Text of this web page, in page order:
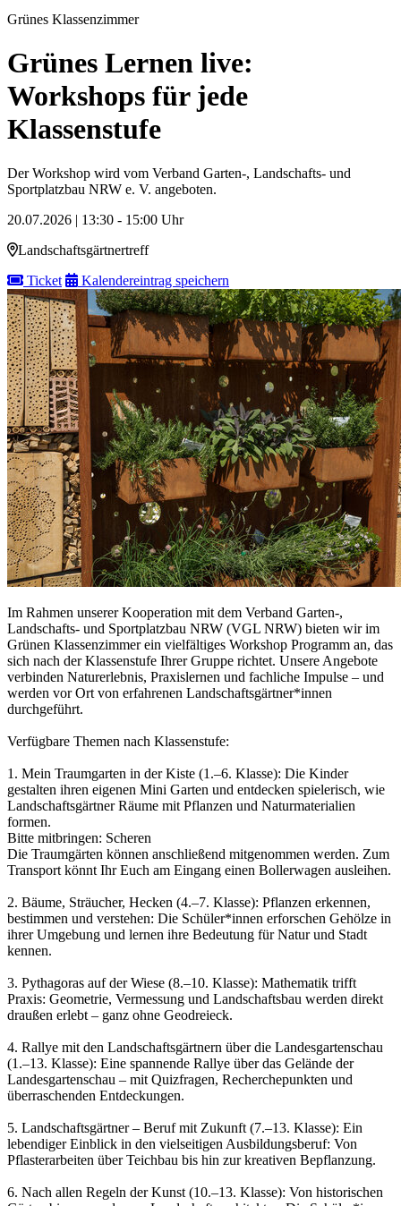
Grünes Klassenzimmer
Grünes Lernen live:
Workshops für jede
Klassenstufe
Der Workshop wird vom Verband Garten-, Landschafts- und
Sportplatzbau NRW e. V. angeboten.
20.07.2026 | 13:30 - 15:00 Uhr
Landschaftsgärtnertreff
Ticket
Kalendereintrag speichern
Im Rahmen unserer Kooperation mit dem Verband Garten-,
Landschafts- und Sportplatzbau NRW (VGL NRW) bieten wir im
Grünen Klassenzimmer ein vielfältiges Workshop Programm an, das
sich nach der Klassenstufe Ihrer Gruppe richtet. Unsere Angebote
verbinden Naturerlebnis, Praxislernen und fachliche Impulse – und
werden vor Ort von erfahrenen Landschaftsgärtner*innen
durchgeführt.
Verfügbare Themen nach Klassenstufe:
1. Mein Traumgarten in der Kiste (1.–6. Klasse): Die Kinder
gestalten ihren eigenen Mini Garten und entdecken spielerisch, wie
Landschaftsgärtner Räume mit Pflanzen und Naturmaterialien
formen.
Bitte mitbringen: Scheren
Die Traumgärten können anschließend mitgenommen werden. Zum
Transport könnt Ihr Euch am Eingang einen Bollerwagen ausleihen.
2. Bäume, Sträucher, Hecken (4.–7. Klasse): Pflanzen erkennen,
bestimmen und verstehen: Die Schüler*innen erforschen Gehölze in
ihrer Umgebung und lernen ihre Bedeutung für Natur und Stadt
kennen.
3. Pythagoras auf der Wiese (8.–10. Klasse): Mathematik trifft
Praxis: Geometrie, Vermessung und Landschaftsbau werden direkt
draußen erlebt – ganz ohne Geodreieck.
4. Rallye mit den Landschaftsgärtnern über die Landesgartenschau
(1.–13. Klasse): Eine spannende Rallye über das Gelände der
Landesgartenschau – mit Quizfragen, Recherchepunkten und
überraschenden Entdeckungen.
5. Landschaftsgärtner – Beruf mit Zukunft (7.–13. Klasse): Ein
lebendiger Einblick in den vielseitigen Ausbildungsberuf: Von
Pflasterarbeiten über Teichbau bis hin zur kreativen Bepflanzung.
6. Nach allen Regeln der Kunst (10.–13. Klasse): Von historischen